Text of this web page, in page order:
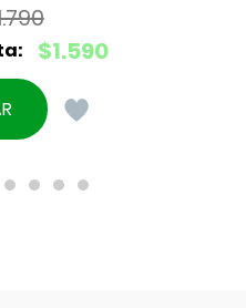
$1.590
actual
$1.590.